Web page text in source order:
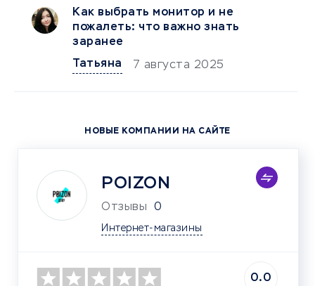
Как выбрать монитор и не
пожалеть: что важно знать
заранее
Татьяна
7 августа 2025
НОВЫЕ КОМПАНИИ НА САЙТЕ
POIZON
Отзывы 0
Интернет-магазины
0.0